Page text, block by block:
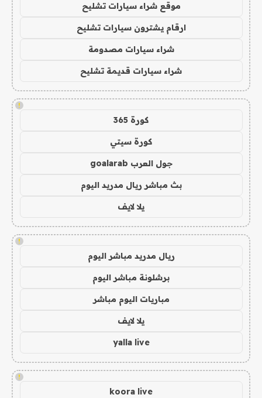
موقع شراء سيارات تشليح
ارقام يشترون سيارات تشليح
شراء سيارات مصدومة
شراء سيارات قديمة تشليح
!
كورة 365
كورة سيتي
جول العرب goalarab
بث مباشر ريال مدريد اليوم
يلا لايف
!
ريال مدريد مباشر اليوم
برشلونة مباشر اليوم
مباريات اليوم مباشر
يلا لايف
yalla live
!
koora live